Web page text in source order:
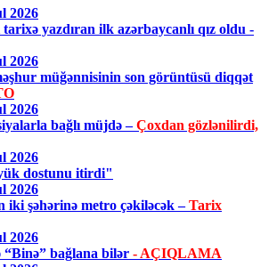
2026
tarixə yazdıran ilk azərbaycanlı qız oldu -
2026
müğənnisinin son görüntüsü diqqət
2026
bağlı müjdə –Çoxdan gözlənilirdi,
2026
dostunu itirdi"
2026
iki şəhərinə metro çəkiləcək –Tarix
2026
“Binə” bağlana bilər - AÇIQLAMA